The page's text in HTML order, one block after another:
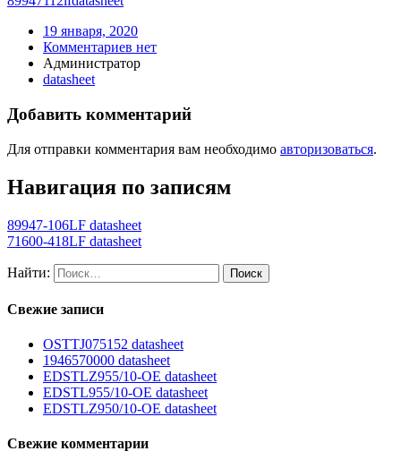
19 января, 2020
Комментариев нет
Администратор
datasheet
Добавить комментарий
Для отправки комментария вам необходимо авторизоваться.
Навигация по записям
89947-106LF datasheet
71600-418LF datasheet
Найти:
Свежие записи
OSTTJ075152 datasheet
1946570000 datasheet
EDSTLZ955/10-OE datasheet
EDSTL955/10-OE datasheet
EDSTLZ950/10-OE datasheet
Свежие комментарии